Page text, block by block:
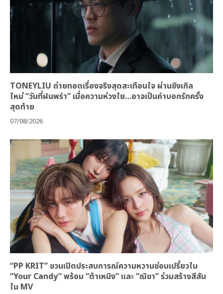
TONEYLIU ถ่ายทอดเรื่องจริงสุดสะเทือนใจ ผ่านซิงเกิล
ใหม่ “วันที่ฝนพรำ” เมื่อความห่วงใย…อาจเป็นคำบอกรักครั้ง
สุดท้าย
07/08/2026
“PP KRIT” ชวนเปิดประสบการณ์ความหวานซ่อนเปรี้ยวใน
“Your Candy” พร้อม “ต้าเหนิง” และ “ณิชา” ร่วมสร้างสีสัน
ใน MV